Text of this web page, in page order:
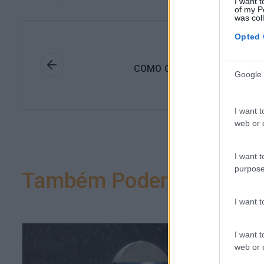
of my
was
Opted
Google
I want
web or
I want
I want
I want
web or
COMO COMEÇAR BEM O ANO?
Também Poderá Gostar